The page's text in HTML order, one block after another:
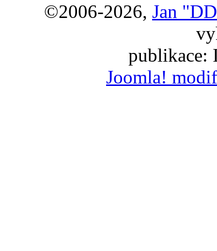
©2006-2026, Jan
publikace:
Joomla!